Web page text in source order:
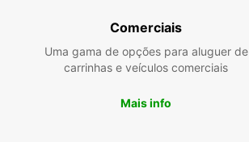
Comerciais
Uma gama de opções para aluguer de
carrinhas e veículos comerciais
Mais info